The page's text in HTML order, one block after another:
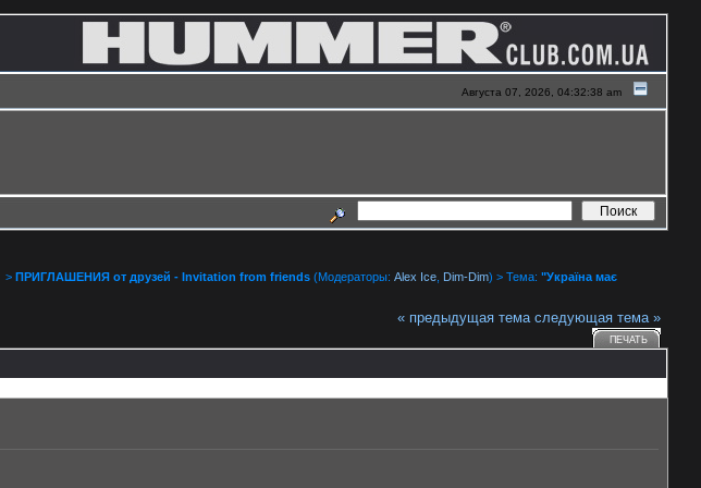
Августа 07, 2026, 04:32:38 am
> ПРИГЛАШЕНИЯ от друзей - Invitation from friends (Модераторы: Alex Ice Dim-Dim) > Тема: "Україна має
« предыдущая тема следующая тема »
ПЕЧАТЬ